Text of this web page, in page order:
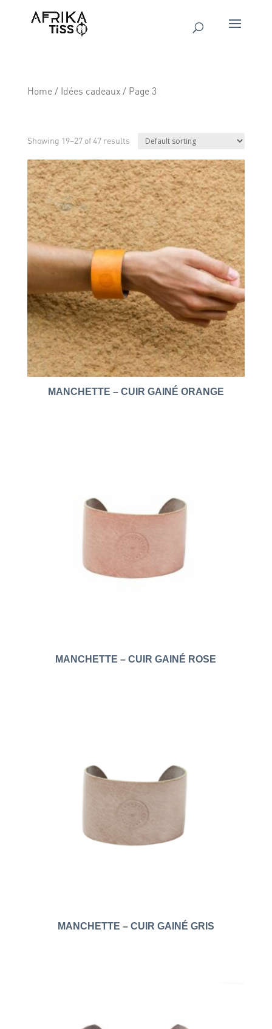
Home/ Idées cadeaux/ Page 3
Showing 19–27 of 47 results
MANCHETTE – CUIR GAINÉ ORANGE
MANCHETTE – CUIR GAINÉ ROSE
MANCHETTE – CUIR GAINÉ GRIS